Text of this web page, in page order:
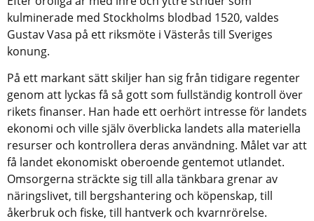
kulminerade med Stockholms blodbad 1520, valdes
Gustav Vasa på ett riksmöte i Västerås till Sveriges
konung.
På ett markant sätt skiljer han sig från tidigare regenter
genom att lyckas få så gott som fullständig kontroll över
rikets finanser. Han hade ett oerhört intresse för landets
ekonomi och ville själv överblicka landets alla materiella
resurser och kontrollera deras användning. Målet var att
få landet ekonomiskt oberoende gentemot utlandet.
Omsorgerna sträckte sig till alla tänkbara grenar av
näringslivet, till bergshantering och köpenskap, till
åkerbruk och fiske, till hantverk och kvarnrörelse.